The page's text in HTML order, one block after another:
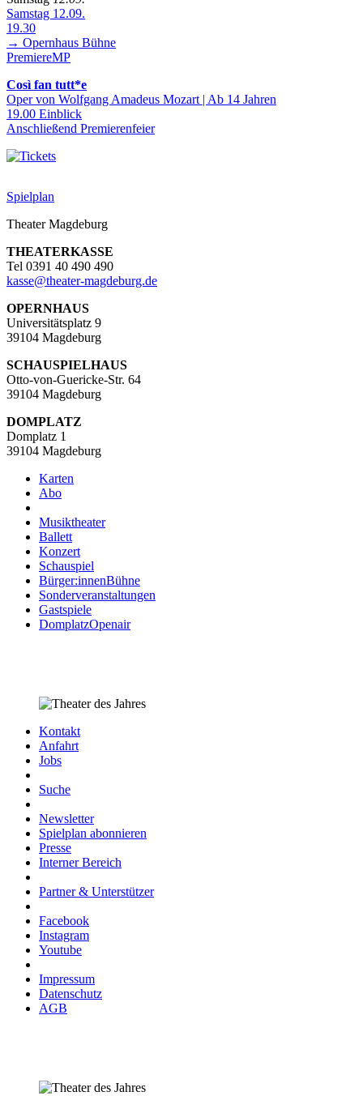
Samstag 12.09.
19.30
→ Opernhaus Bühne
PremiereMP
Così fan tutt*e
Oper von Wolfgang Amadeus Mozart | Ab 14 Jahren
19.00 Einblick
Anschließend Premierenfeier
Spielplan
Theater Magdeburg
THEATERKASSE
Tel 0391 40 490 490
kasse@theater-magdeburg.de
OPERNHAUS
Universitätsplatz 9
39104 Magdeburg
SCHAUSPIELHAUS
Otto-von-Guericke-Str. 64
39104 Magdeburg
DOMPLATZ
Domplatz 1
39104 Magdeburg
Karten
Abo
Musiktheater
Ballett
Konzert
Schauspiel
Bürger:innenBühne
Sonderveranstaltungen
Gastspiele
DomplatzOpenair
Kontakt
Anfahrt
Jobs
Suche
Newsletter
Spielplan abonnieren
Presse
Interner Bereich
Partner & Unterstützer
Facebook
Instagram
Youtube
Impressum
Datenschutz
AGB